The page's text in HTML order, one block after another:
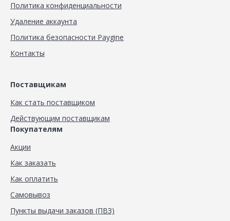
Политика конфиденциальности
Удаление аккаунта
Политика безопасности Paygine
Контакты
Поставщикам
Как стать поставщиком
Действующим поставщикам
Покупателям
Акции
Как заказать
Как оплатить
Самовывоз
Пункты выдачи заказов (ПВЗ)